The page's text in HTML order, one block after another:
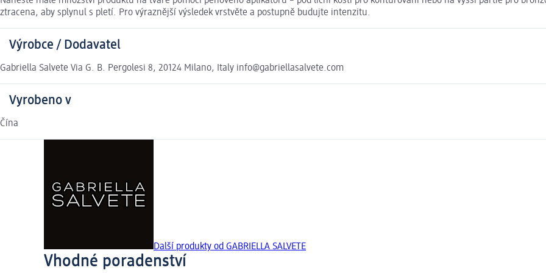
ztracena, aby splynul s pletí. Pro výraznější výsledek vrstvěte a postupně budujte intenzitu.
Výrobce / Dodavatel
Gabriella Salvete Via G. B. Pergolesi 8, 20124 Milano, Italy info@gabriellasalvete.com
Vyrobeno v
Čína
Další produkty od GABRIELLA SALVETE
Vhodné poradenství